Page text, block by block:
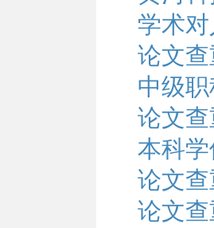
学术
论文
中级
论文
本科
论文
论文